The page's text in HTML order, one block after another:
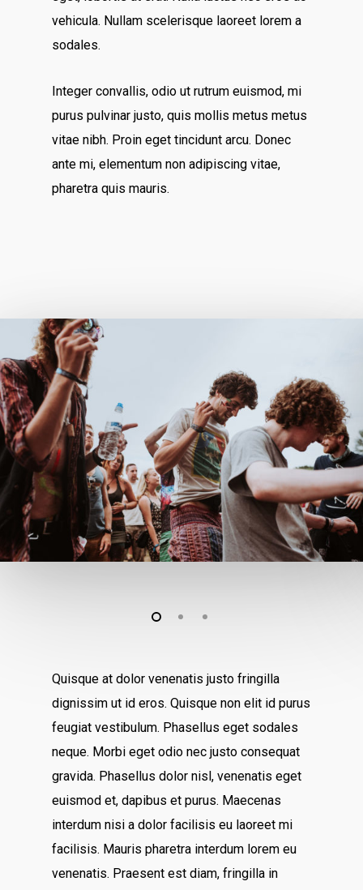
vehicula. Nullam scelerisque laoreet lorem a
sodales.
Integer convallis, odio ut rutrum euismod, mi
purus pulvinar justo, quis mollis metus metus
vitae nibh. Proin eget tincidunt arcu. Donec
ante mi, elementum non adipiscing vitae,
pharetra quis mauris.
Quisque at dolor venenatis justo fringilla
dignissim ut id eros. Quisque non elit id purus
feugiat vestibulum. Phasellus eget sodales
neque. Morbi eget odio nec justo consequat
gravida. Phasellus dolor nisl, venenatis eget
euismod et, dapibus et purus. Maecenas
interdum nisi a dolor facilisis eu laoreet mi
facilisis. Mauris pharetra interdum lorem eu
venenatis. Praesent est diam, fringilla in